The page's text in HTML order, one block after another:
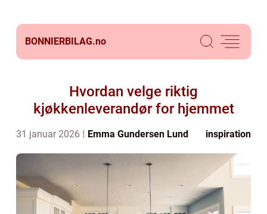
BONNIERBILAG.no
Hvordan velge riktig
kjøkkenleverandør for hjemmet
31 januar 2026 Emma Gundersen Lund inspiration